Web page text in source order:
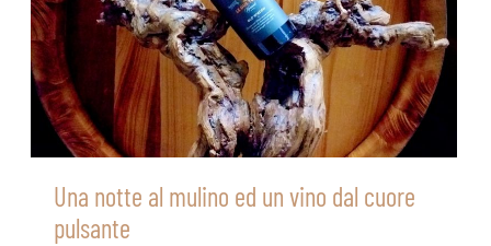
Una notte al mulino ed un vino dal cuore
pulsante